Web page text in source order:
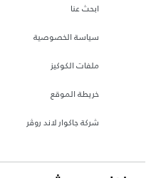
ابحث عنا
سياسة الخصوصية
ملفات الكوكيز
خريطة الموقع
شركة جاكوار لاند روڤر